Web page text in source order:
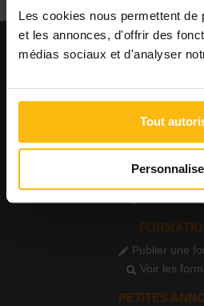
Les cookies nous permettent de
et les annonces, d'offrir des
médias sociaux et d'analyser
Tout
IT / ICT
Ingénierie / Technique
Ouvrier / Maintenance /
Cuisine / Logistique
Publier
Consulter
Publier un
Publier une
Voir les
PETITES